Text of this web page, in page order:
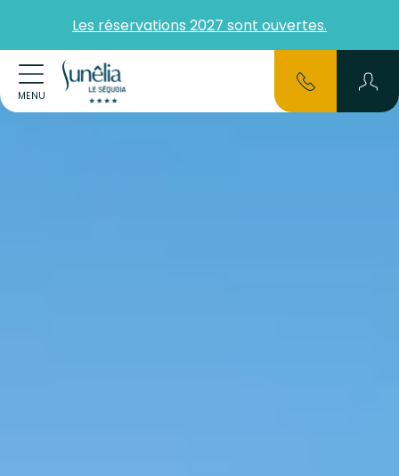
Les réservations 2027 sont ouvertes.
MENU